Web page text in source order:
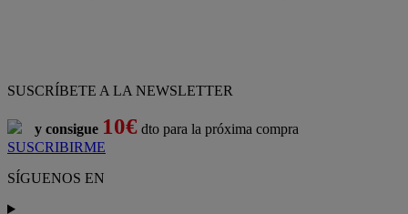
SUSCRÍBETE A LA NEWSLETTER
y consigue 10€ dto para la próxima compra
SUSCRIBIRME
SÍGUENOS EN